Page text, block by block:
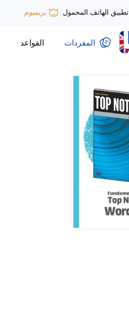
تطبيق الهاتف المحمول | بريميوم
المفردات القواعد